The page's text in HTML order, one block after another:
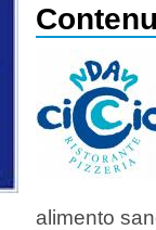
alimento